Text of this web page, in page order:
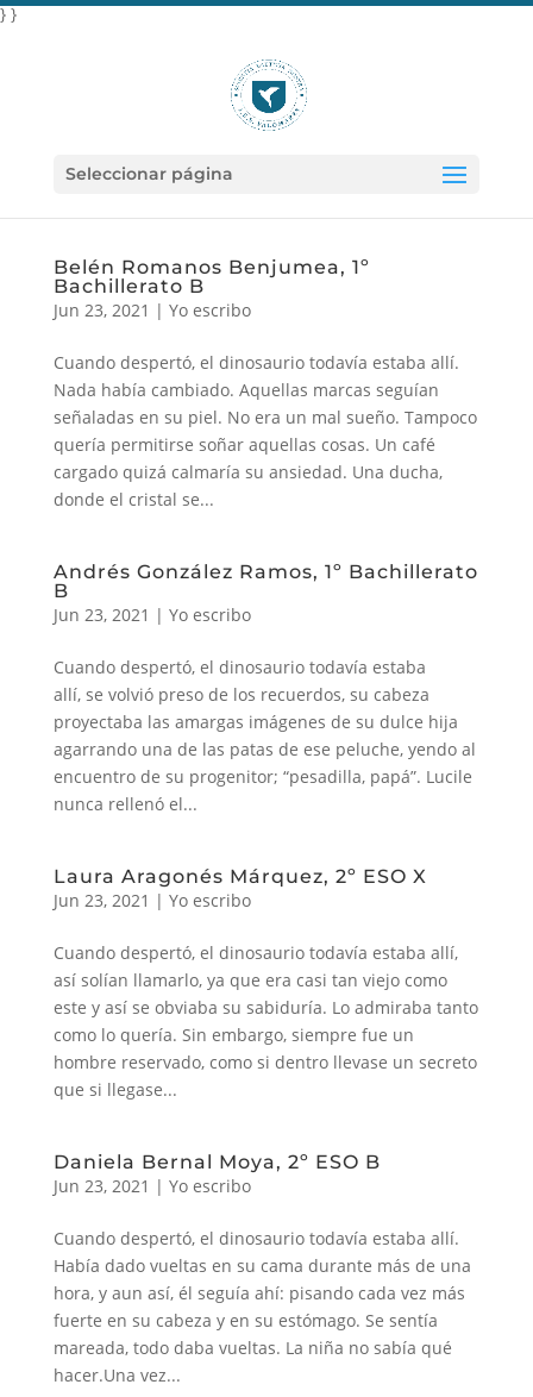
} }
Seleccionar página
Belén Romanos Benjumea, 1º
Bachillerato B
Jun 23, 2021 | Yo escribo
Cuando despertó, el dinosaurio todavía estaba allí.
Nada había cambiado. Aquellas marcas seguían
señaladas en su piel. No era un mal sueño. Tampoco
quería permitirse soñar aquellas cosas. Un café
cargado quizá calmaría su ansiedad. Una ducha,
donde el cristal se...
Andrés González Ramos, 1º Bachillerato
B
Jun 23, 2021 | Yo escribo
Cuando despertó, el dinosaurio todavía estaba
allí, se volvió preso de los recuerdos, su cabeza
proyectaba las amargas imágenes de su dulce hija
agarrando una de las patas de ese peluche, yendo al
encuentro de su progenitor; “pesadilla, papá”. Lucile
nunca rellenó el...
Laura Aragonés Márquez, 2º ESO X
Jun 23, 2021 | Yo escribo
Cuando despertó, el dinosaurio todavía estaba allí,
así solían llamarlo, ya que era casi tan viejo como
este y así se obviaba su sabiduría. Lo admiraba tanto
como lo quería. Sin embargo, siempre fue un
hombre reservado, como si dentro llevase un secreto
que si llegase...
Daniela Bernal Moya, 2º ESO B
Jun 23, 2021 | Yo escribo
Cuando despertó, el dinosaurio todavía estaba allí.
Había dado vueltas en su cama durante más de una
hora, y aun así, él seguía ahí: pisando cada vez más
fuerte en su cabeza y en su estómago. Se sentía
mareada, todo daba vueltas. La niña no sabía qué
hacer.Una vez...